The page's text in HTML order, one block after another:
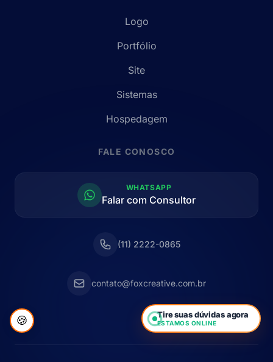
Logo
Portfólio
Site
Sistemas
Hospedagem
FALE CONOSCO
WHATSAPP
Falar com Consultor
(11) 2222-0865
contato@foxcreative.com.br
Tire suas dúvidas agora
ESTAMOS ONLINE
🍪